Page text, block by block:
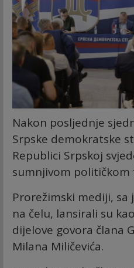
Nakon posljednje
Srpske demokratske
Republici Srpskoj
sumnjivom političkom
Prorežimski mediji, sa
na čelu, lansirali su
dijelove govora člana
Milana Miličevića.